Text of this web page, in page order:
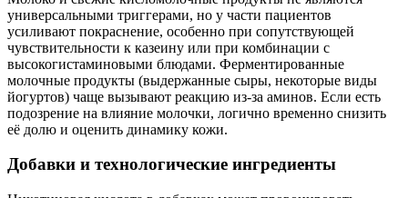
универсальными триггерами, но у части пациентов
усиливают покраснение, особенно при сопутствующей
чувствительности к казеину или при комбинации с
высокогистаминовыми блюдами. Ферментированные
молочные продукты (выдержанные сыры, некоторые виды
йогуртов) чаще вызывают реакцию из‑за аминов. Если есть
подозрение на влияние молочки, логично временно снизить
её долю и оценить динамику кожи.
Добавки и технологические ингредиенты